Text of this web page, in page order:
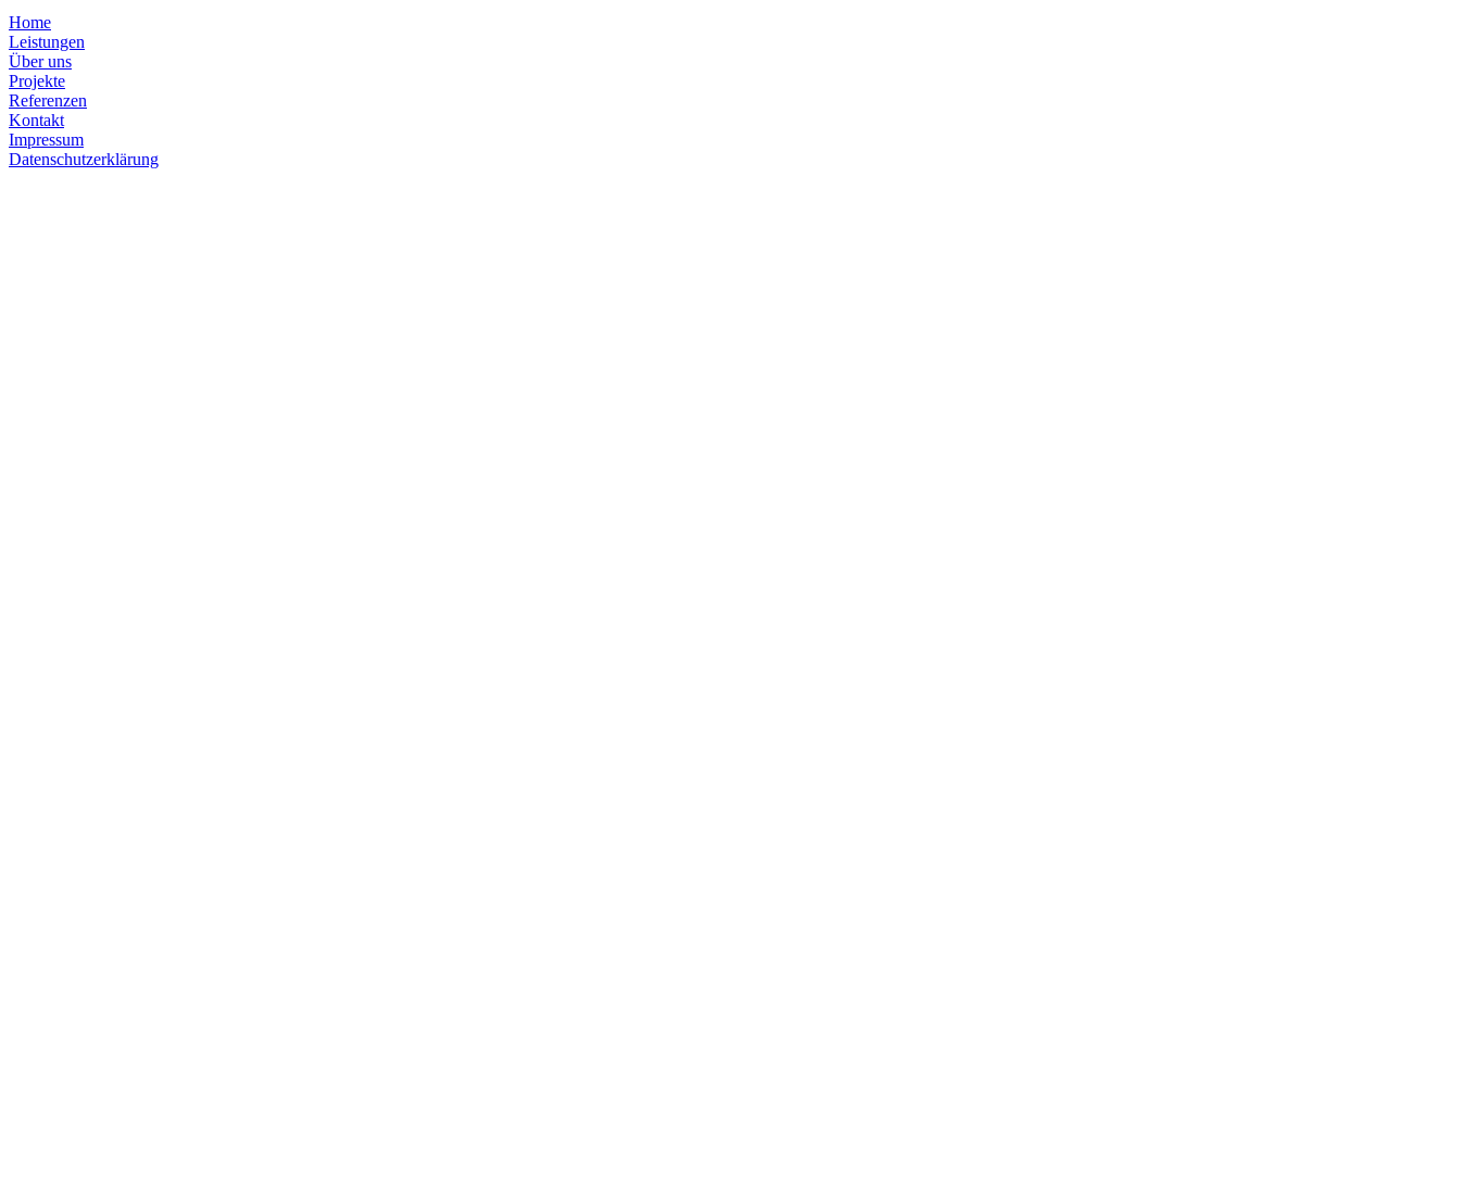
Home
Leistungen
Über uns
Projekte
Referenzen
Kontakt
Impressum
Datenschutzerklärung